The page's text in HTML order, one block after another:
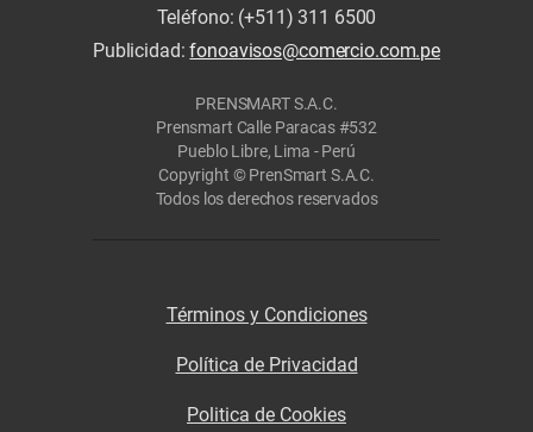
Teléfono: (+511) 311 6500
Publicidad:fonoavisos@comercio.com.pe
PRENSMART S.A.C.
Prensmart Calle Paracas #532
Pueblo Libre, Lima - Perú
Copyright © PrenSmart S.A.C.
Todos los derechos reservados
Términos y Condiciones
Política de Privacidad
Politica de Cookies